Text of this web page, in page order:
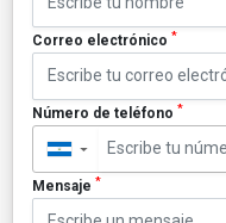
Correo electrónico *
Número de teléfono *
▼
Mensaje *